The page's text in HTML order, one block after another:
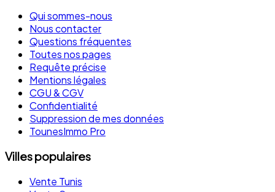
Qui sommes-nous
Nous contacter
Questions fréquentes
Toutes nos pages
Requête précise
Mentions légales
CGU & CGV
Confidentialité
Suppression de mes données
TounesImmo Pro
Villes populaires
Vente Tunis